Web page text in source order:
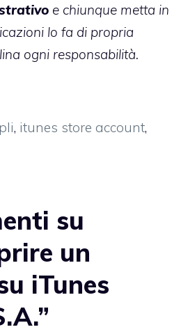
e chiunque metta in
lo fa di propria
ogni responsabilità.
, itunes store account,
su
un
iTunes